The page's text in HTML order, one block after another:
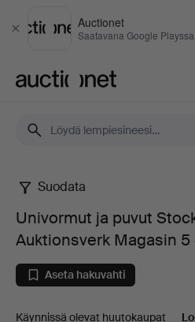
Sulje
Auctionet
Saatavana Google Playssa
Univormut
ja
puvut
Stockholms
Suodata
Univormut ja puvut
Auktionsverk Magasin
Aseta hakuvahti
Käynnissä olevat huutokaupat